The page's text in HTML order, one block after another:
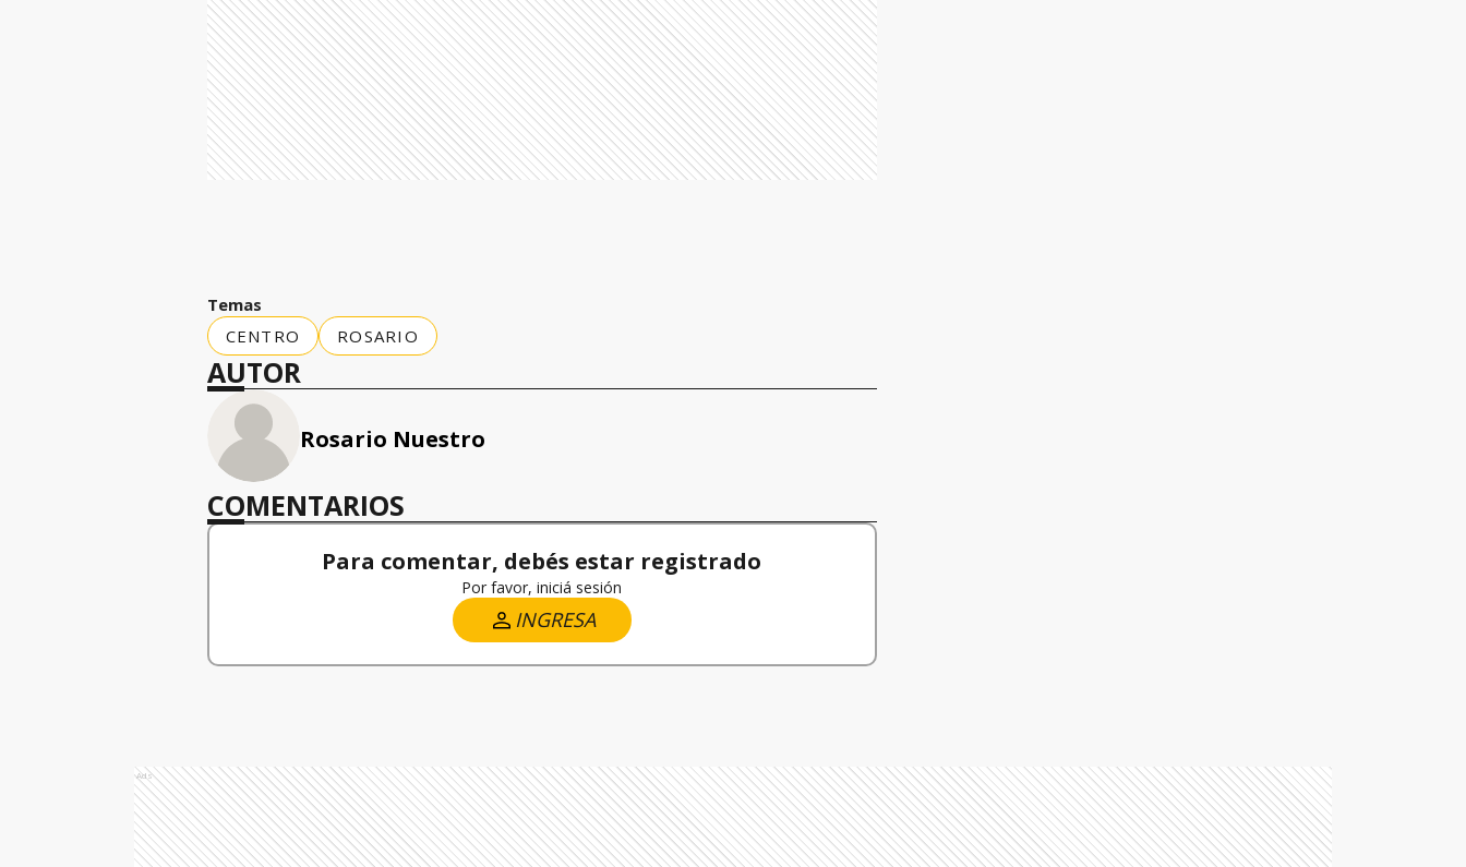
Temas
CENTRO
ROSARIO
AUTOR
Rosario Nuestro
COMENTARIOS
Para comentar, debés estar registrado
Por favor, iniciá sesión
INGRESA
Ads